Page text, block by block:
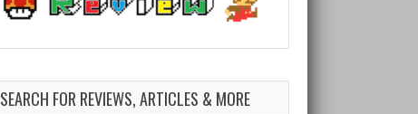
SEARCH FOR REVIEWS, ARTICLES & MORE